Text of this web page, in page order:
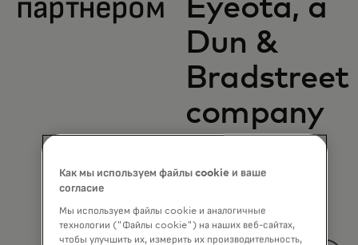
партнером
Eyeota, a
Dun &
Bradstreet
company
Complete the
form to receive
email.
*First Name
Как мы используем файлы cookie и ваше
согласие
Мы используем файлы cookie и аналогичные
технологии ("Файлы cookie") на наших веб-сайтах,
чтобы улучшить их, измерить их производительность,